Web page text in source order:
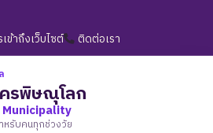
ข้าถึงเว็บไซต์ ติดต่อเรา
รพิษณุโลก
หรับคนทุกช่วงวัย